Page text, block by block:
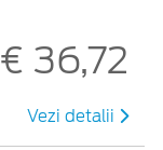
€ 36,72
Vezi detalii